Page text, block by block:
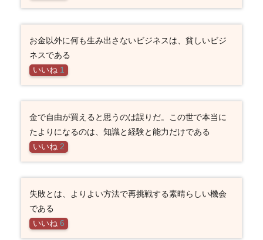
お金以外に何も生み出さないビジネスは、貧しいビジ
ネスである
いいね 1
金で自由が買えると思うのは誤りだ。この世で本当に
たよりになるのは、知識と経験と能力だけである
いいね 2
失敗とは、よりよい方法で再挑戦する素晴らしい機会
である
いいね 6